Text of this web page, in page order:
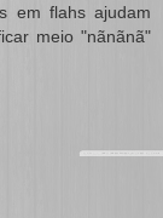
em flahs ajudam
meio "nãnãnã"